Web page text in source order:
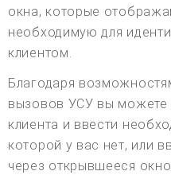
окна, которые
необходимую для
клиентом.
Благодаря
вызовов УСУ вы можете
клиента и ввести
которой у вас нет, или
через открывшееся